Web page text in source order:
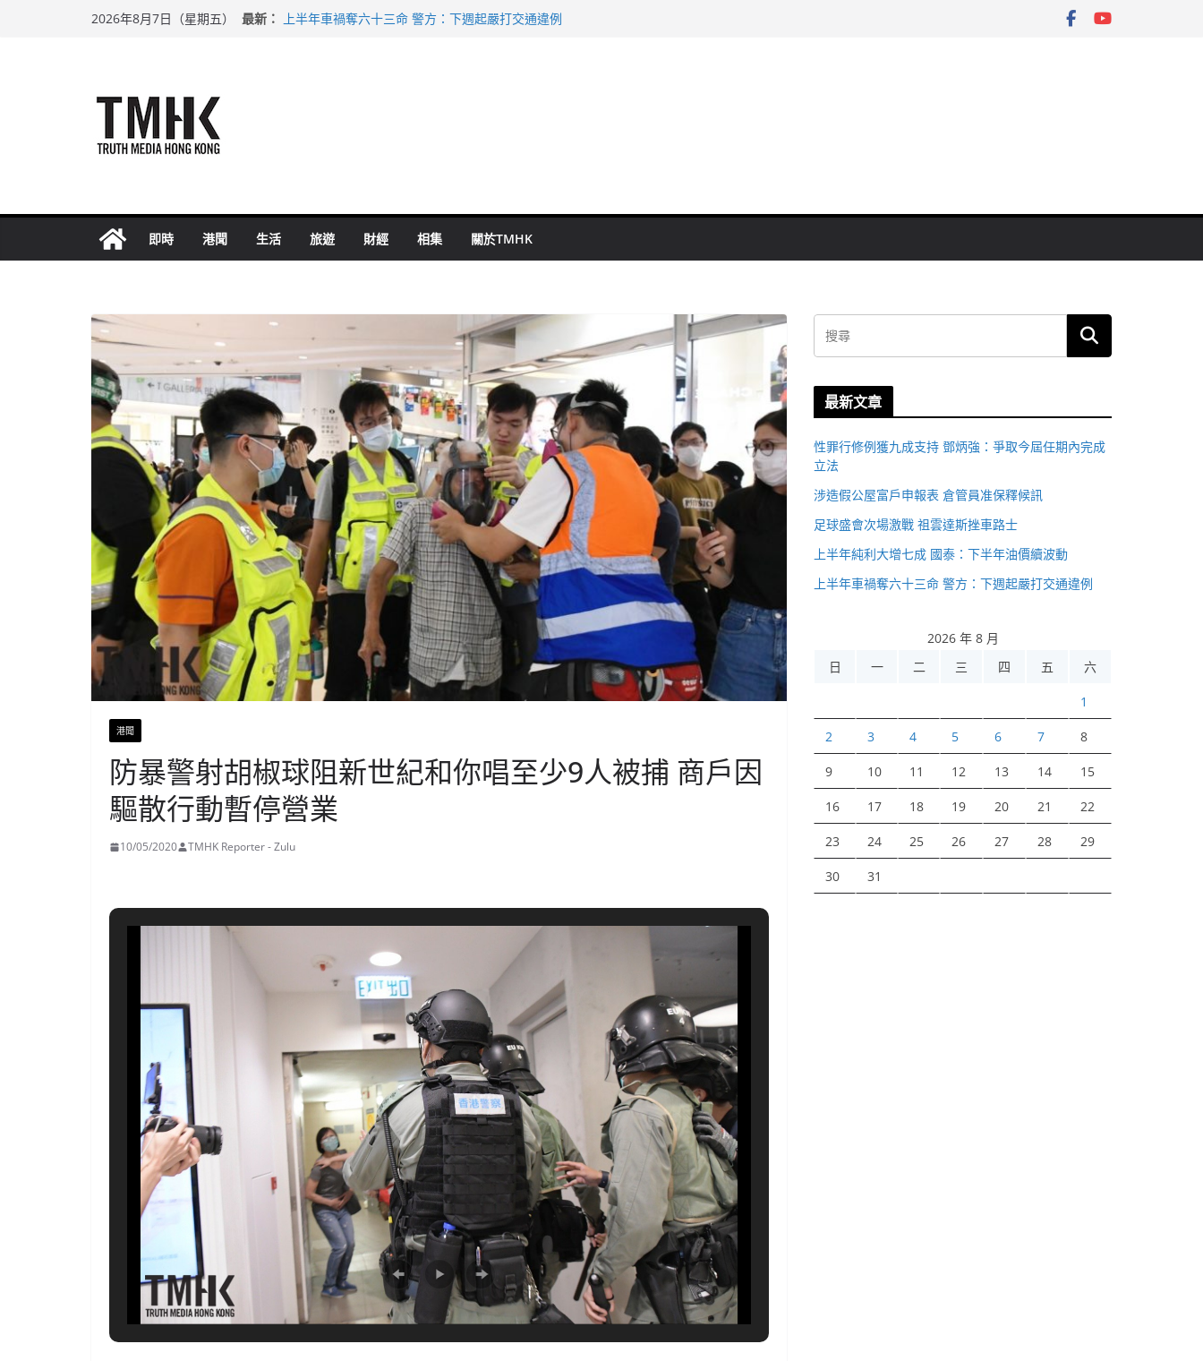
2026年8月7日（星期五） 最新：
上半年車禍奪六十三命 警方：下週起嚴打交通違例
即時 港聞 生活 旅遊 財經 相集 關於TMHK
港聞
防暴警射胡椒球阻新世紀和你唱至少9人被捕 商戶因
驅散行動暫停營業
10/05/2020 TMHK Reporter - Zulu
最新文章
性罪行修例獲九成支持 鄧炳強：爭取今屆任期內完成
立法
涉造假公屋富戶申報表 倉管員准保釋候訊
足球盛會次場激戰 祖雲達斯挫車路士
上半年純利大增七成 國泰：下半年油價續波動
上半年車禍奪六十三命 警方：下週起嚴打交通違例
2026 年 8 月
日
一 二 三 四 五 六
1
2 3 4 5 6 7 8
9 10 11 12 13 14 15
16 17 18 19 20 21 22
23 24 25 26 27 28 29
30 31